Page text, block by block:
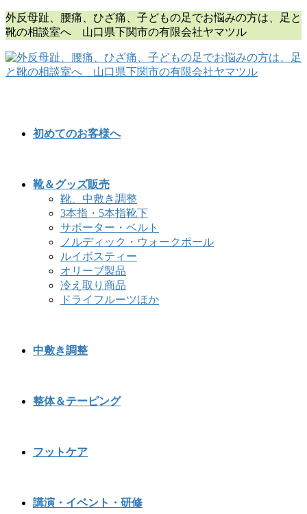
コ
ン
ン
ツ
ナ
ビ
ー
シ
外反母趾、腰痛、ひざ痛、子どもの足でお悩みの方は、足と
靴の相談室へ 山口県下関市の有限会社ヤマツル
初めてのお客様へ
靴＆グッズ販売
靴、中敷き調整
3本指・5本指靴下
サポーター・ベルト
ノルディック・ウォークポール
ルイボスティー
オリーブ製品
冷え取り商品
ドライフルーツほか
中敷き調整
整体＆テーピング
フットケア
講演・イベント・研修